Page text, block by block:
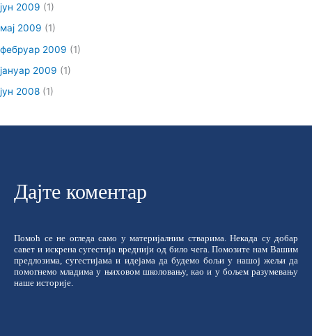
јун 2009 (1)
мај 2009 (1)
фебруар 2009 (1)
јануар 2009 (1)
јун 2008 (1)
Дајте коментар
Помоћ се не огледа само у материјалним стварима. Некада су добар
савет и искрена сугестија вреднији од било чега. Помозите нам Вашим
предлозима, сугестијама и идејама да будемо бољи у нашој жељи да
помогнемо младима у њиховом школовању, као и у бољем разумевању
наше историје.